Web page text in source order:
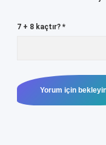
7 + 8 kaçtır? *